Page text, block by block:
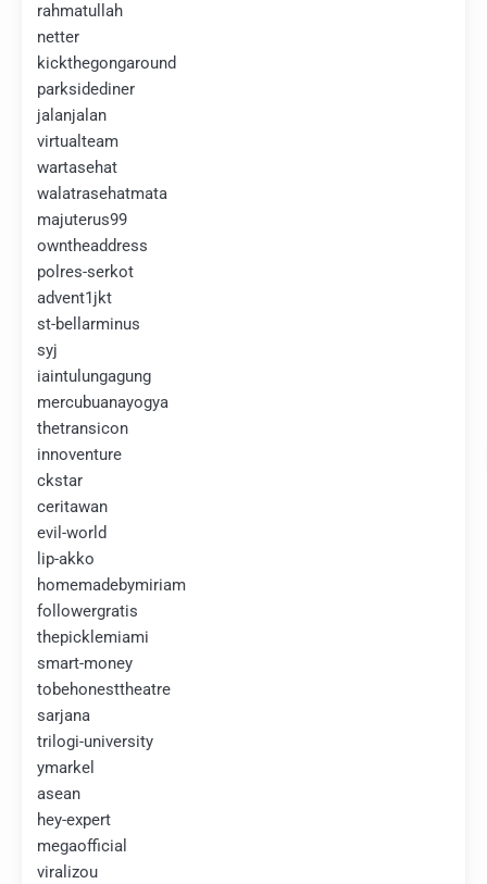
rahmatullah
netter
kickthegongaround
parksidediner
jalanjalan
virtualteam
wartasehat
walatrasehatmata
majuterus99
owntheaddress
polres-serkot
advent1jkt
st-bellarminus
syj
iaintulungagung
mercubuanayogya
thetransicon
innoventure
ckstar
ceritawan
evil-world
lip-akko
homemadebymiriam
followergratis
thepicklemiami
smart-money
tobehonesttheatre
sarjana
trilogi-university
ymarkel
asean
hey-expert
megaofficial
viralizou